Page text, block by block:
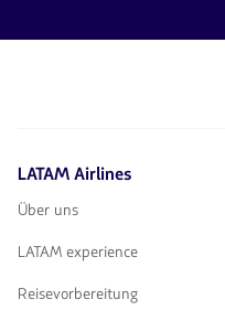
von
LATAM Airlines
Über uns
LATAM experience
Reisevorbereitung